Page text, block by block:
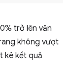
trở lên văn
không vượt
kê kết quả